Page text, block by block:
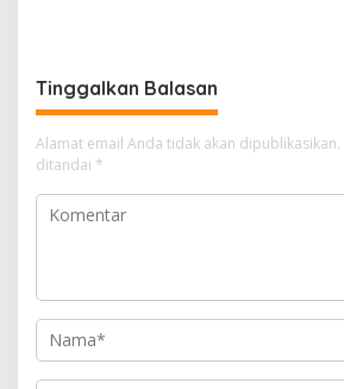
NINO
Tinggalkan Balasan
Alamat email Anda tidak akan dipublikasikan.
ditandai *